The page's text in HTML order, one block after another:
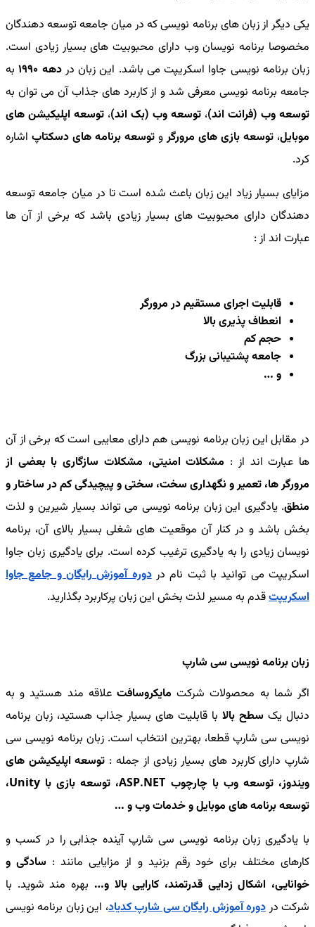
یکی دیگر از زبان های برنامه نویسی که در میان جامعه توسعه دهندگان
مخصوصا برنامه نویسان وب دارای محبوبیت های بسیار زیادی است.
زبان برنامه نویسی جاوا اسکریپت می باشد. این زبان دردهه 1990
به
جامعه برنامه نویسی معرفی شد و از کاربرد های جذاب آن می توان به
توسعه وب (فرانت اند)، توسعه وب (بک اند)، توسعه اپلیکیشن های
موبایل، توسعه بازی های مرورگرو توسعه برنامه های دسکتاپ اشاره
کرد.
مزایای بسیار زیاد این زبان باعث شده است تا در میان جامعه توسعه
دهندگان دارای محبوبیت های بسیار زیادی باشد که برخی از آن ها
عبارت اند از :
قابلیت اجرای مستقیم در مرورگر
انعطاف پذیری بالا
حجم کم
جامعه پشتیبانی بزرگ
و …
در مقابل این زبان برنامه نویسی هم دارای معایبی است که برخی از آن
ها عبارت اند از : مشکلات امنیتی، مشکلات سازگاری با بعضی از
مرورگر ها، تعمیر و نگهداری سخت، سختی و پیچیدگی کم در ساختار و
منطق. یادگیری این زبان برنامه نویسی می تواند بسیار شیرین و لذت
بخش باشد و در کنار آن موقعیت های شغلی بسیار بالای آن، برنامه
نویسان زیادی را به یادگیری ترغیب کرده است. برای یادگیری زبان جاوا
اسکریپت می توانید با ثبت نام دردوره آموزش رایگان و جامع جاوا
اسکریپتقدم به مسیر لذت بخش این زبان پرکاربرد بگذارید.
زبان برنامه نویسی سی شارپ
اگر شما به محصولات شرکت مایکروسافتعلاقه مند هستید و به
دنبال یک سطح بالا با قابلیت های بسیار جذاب هستید، زبان برنامه
نویسی سی شارپ قطعا، بهترین انتخاب است. زبان برنامه نویسی سی
شارپ دارای کاربرد های بسیار زیادی از جمله : توسعه اپلیکیشن های
ویندوز، توسعه وب با چارچوب ASP.NET، توسعه بازی با Unity،
توسعه برنامه های موبایل و خدمات وب و …
با یادگیری زبان برنامه نویسی سی شارپ آینده جذابی را در کسب و
کارهای مختلف برای خود رقم بزنید و از مزایایی مانند : سادگی و
خوانایی، اشکال زدایی قدرتمند، کارایی بالا و… بهره مند شوید. با
شرکت دردوره آموزش رایگان سی شارپ کدیاد، این زبان برنامه نویسی